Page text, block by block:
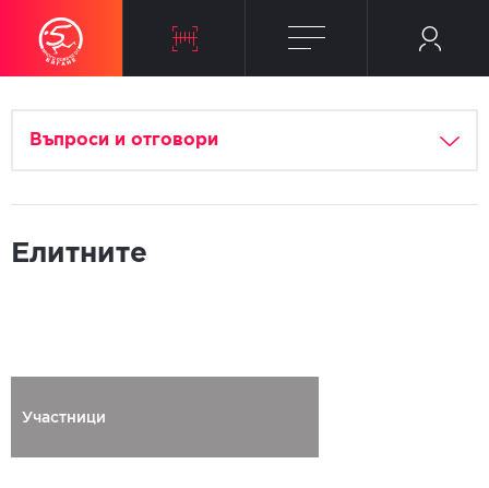
Въпроси и отговори
Елитните
Участници